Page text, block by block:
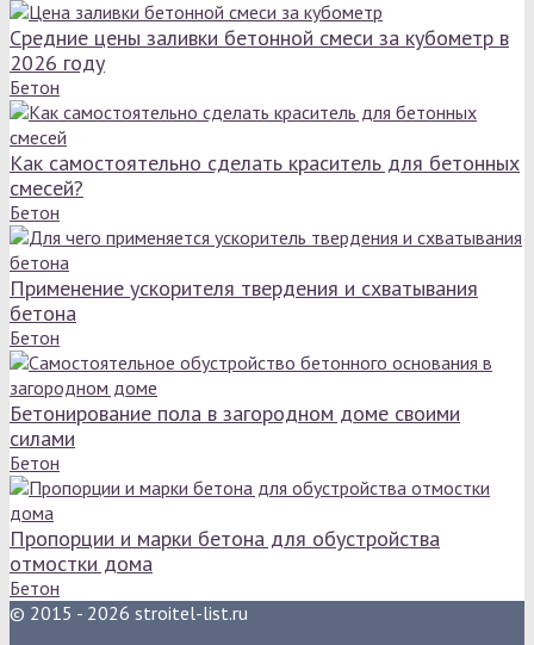
Средние цены заливки бетонной смеси за кубометр в
2026 году
Бетон
Как самостоятельно сделать краситель для бетонных
смесей?
Бетон
Применение ускорителя твердения и схватывания
бетона
Бетон
Бетонирование пола в загородном доме своими
силами
Бетон
Пропорции и марки бетона для обустройства
отмостки дома
Бетон
© 2015 - 2026 stroitel-list.ru